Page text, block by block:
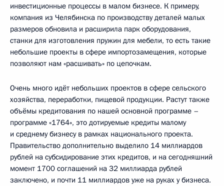
инвестиционные процессы в малом бизнесе. К примеру,
компания из Челябинска по производству деталей малых
размеров обновила и расширила парк оборудования,
станки для изготовления пружин для мебели, то есть такие
небольшие проекты в сфере импортозамещения, которые
позволяют нам «расшивать» по цепочкам.
Очень много идёт небольших проектов в сфере сельского
хозяйства, переработки, пищевой продукции. Растут также
объёмы кредитования по нашей основной программе –
программе «1764», это дотируемые кредиты малому
и среднему бизнесу в рамках национального проекта.
Правительство дополнительно выделило 14 миллиардов
рублей на субсидирование этих кредитов, и на сегодняшний
момент 1700 соглашений на 32 миллиарда рублей
заключено, и почти 11 миллиардов уже на руках у бизнеса.